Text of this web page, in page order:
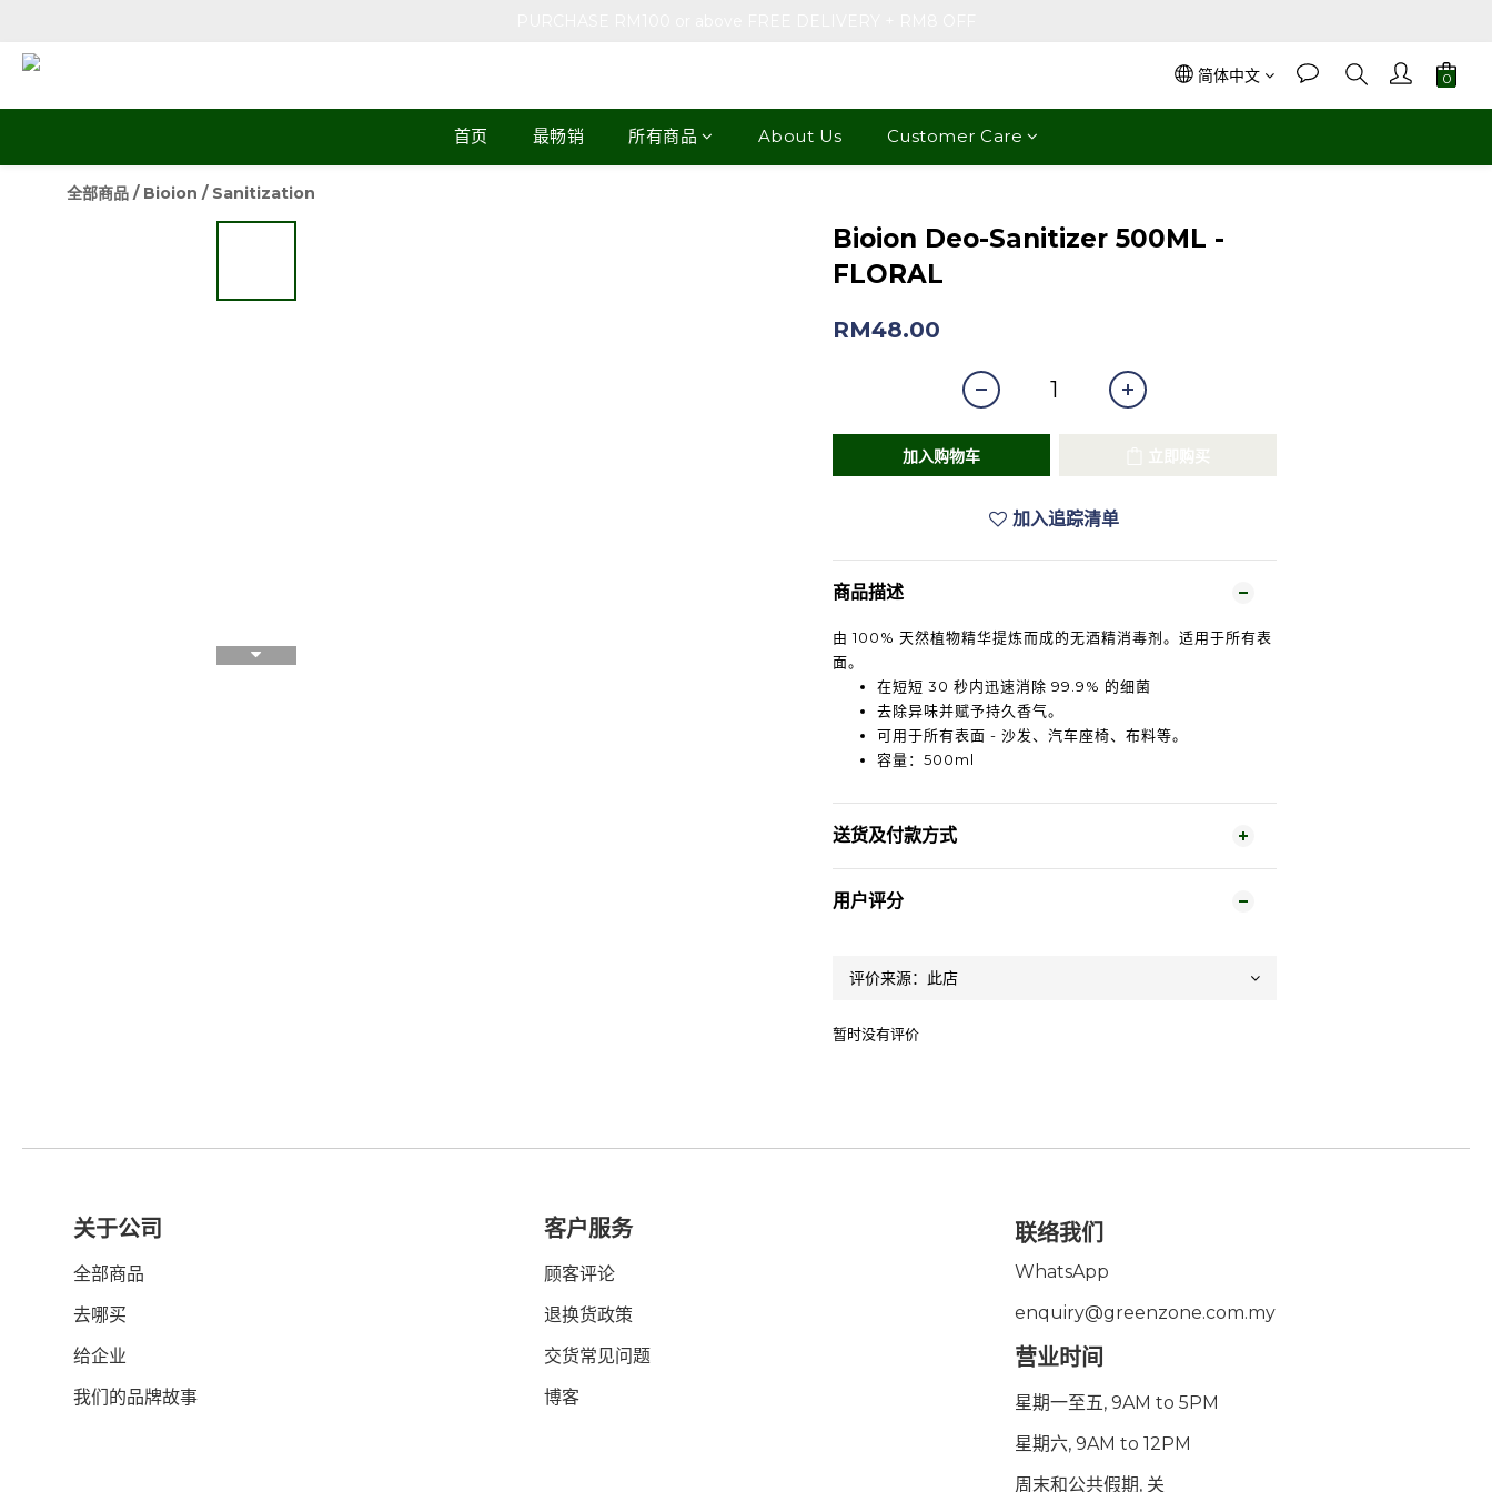
简体中文
首页 最畅销 所有商品 About Us Customer Care
全部商品 / Bioion / Sanitization
Bioion Deo-Sanitizer 500ML -
FLORAL
RM48.00
加入购物车
加入追踪清单
商品描述
由 100% 天然植物精华提炼而成的无酒精消毒剂。适用于所有表
面。
在短短 30 秒内迅速消除 99.9% 的细菌
去除异味并赋予持久香气。
可用于所有表面 - 沙发、汽车座椅、布料等。
容量：500ml
送货及付款方式
用户评分
暂时没有评价
关于公司
全部商品
去哪买
给企业
我们的品牌故事
客户服务
顾客评论
退换货政策
交货常见问题
博客
联络我们
WhatsApp
enquiry@greenzone.com.my
营业时间
星期一至五, 9AM to 5PM
星期六, 9AM to 12PM
周末和公共假期, 关